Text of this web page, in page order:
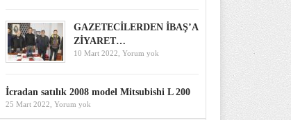
GAZETECİLERDEN İBAŞ’A
ZİYARET…
10 Mart 2022, Yorum yok
İcradan satılık 2008 model Mitsubishi L 200
25 Mart 2022, Yorum yok